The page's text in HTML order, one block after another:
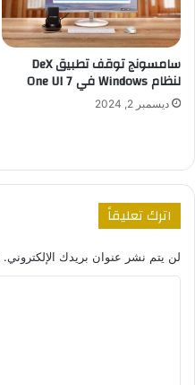
سامسونج توقف تطبيق DeX
لنظام Windows في One UI 7
ديسمبر 2, 2024
اترك تعليقاً
لن يتم نشر عنوان بريدك الإلكتروني.